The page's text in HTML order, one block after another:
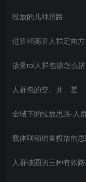
投放的几种思路
进阶和高阶人群定向
放量roi人群包该怎么
人群包的交、并、差
全域下的投放思路-人
载体联动增量投放的
人群破圈的三种有效